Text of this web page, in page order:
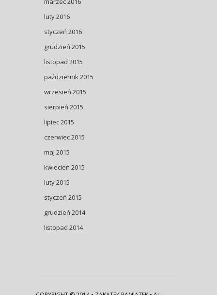
luty 2016
styczeń 2016
grudzień 2015
listopad 2015
październik 2015
wrzesień 2015
sierpień 2015
lipiec 2015
czerwiec 2015
maj 2015
kwiecień 2015
luty 2015
styczeń 2015
grudzień 2014
listopad 2014